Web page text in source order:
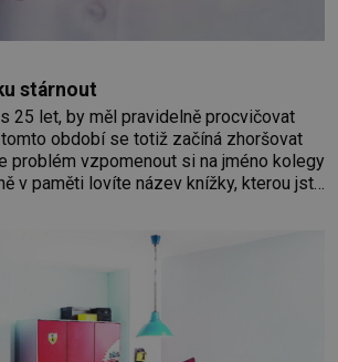
stárnout
25 let, by měl pravidelně procvičovat
období se totiž začíná zhoršovat
problém vzpomenout si na jméno kolegy
v paměti lovíte název knížky, kterou jste